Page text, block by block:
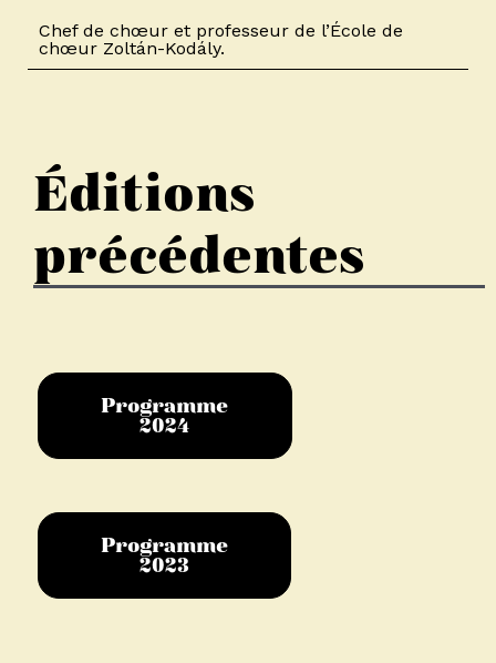
Chef de chœur et professeur de l’École de
chœur Zoltán-Kodály.
Éditions
précédentes
Programme
2024
Programme
2023